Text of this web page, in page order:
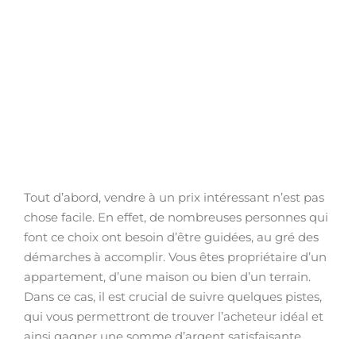
Tout d’abord, vendre à un prix intéressant n’est pas
chose facile. En effet, de nombreuses personnes qui
font ce choix ont besoin d’être guidées, au gré des
démarches à accomplir. Vous êtes propriétaire d’un
appartement, d’une maison ou bien d’un terrain.
Dans ce cas, il est crucial de suivre quelques pistes,
qui vous permettront de trouver l’acheteur idéal et